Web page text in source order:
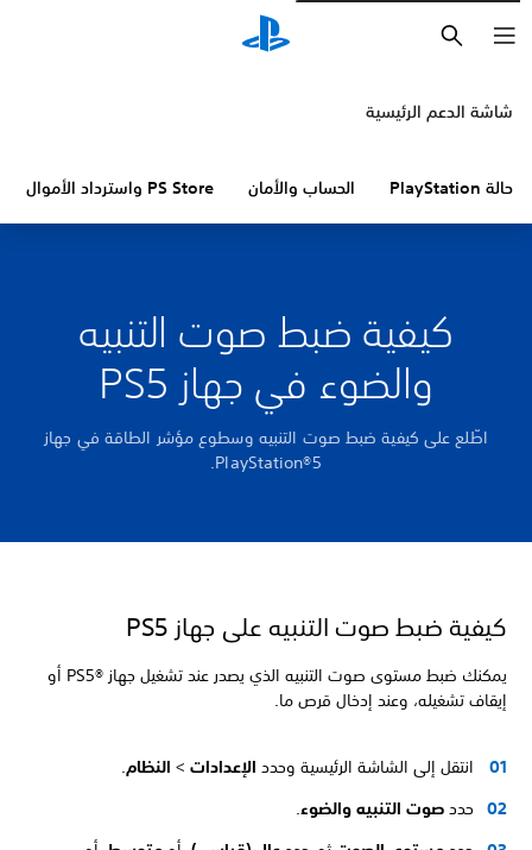
شاشة الدعم الرئيسية
حالة PlayStation الحساب والأمان PS Store واسترداد الأموال
كيفية ضبط صوت التنبيه
والضوء في جهاز PS5
اطّلع على كيفية ضبط صوت التنبيه وسطوع مؤشر الطاقة في جهاز
PlayStation®5‏.
كيفية ضبط صوت التنبيه على جهاز PS5
يمكنك ضبط مستوى صوت التنبيه الذي يصدر عند تشغيل جهاز PS5®‎ أو
إيقاف تشغيله، وعند إدخال قرص ما.
انتقل إلى الشاشة الرئيسية وحدد الإعدادات > النظام.
حدد صوت التنبيه والضوء.